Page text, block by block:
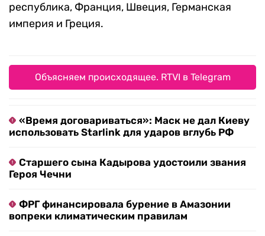
республика, Франция, Швеция, Германская
империя и Греция.
Объясняем происходящее. RTVI в Telegram
«Время договариваться»: Маск не дал Киеву
использовать Starlink для ударов вглубь РФ
Старшего сына Кадырова удостоили звания
Героя Чечни
ФРГ финансировала бурение в Амазонии
вопреки климатическим правилам